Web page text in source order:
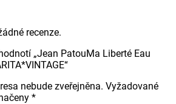
recenze.
„Jean PatouMa Liberté Eau
nebude zveřejněna. Vyžadované
*